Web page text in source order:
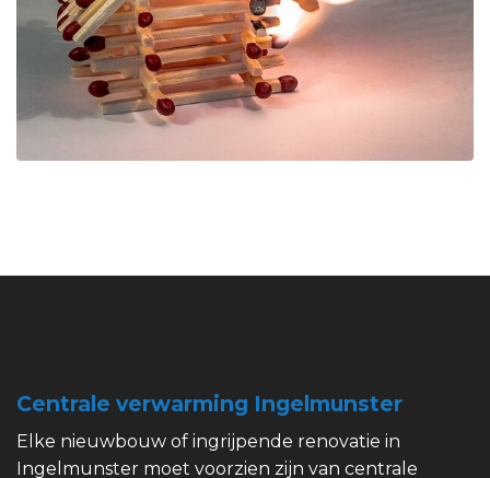
Centrale verwarming Ingelmunster
Elke nieuwbouw of ingrijpende renovatie in
Ingelmunster moet voorzien zijn van centrale